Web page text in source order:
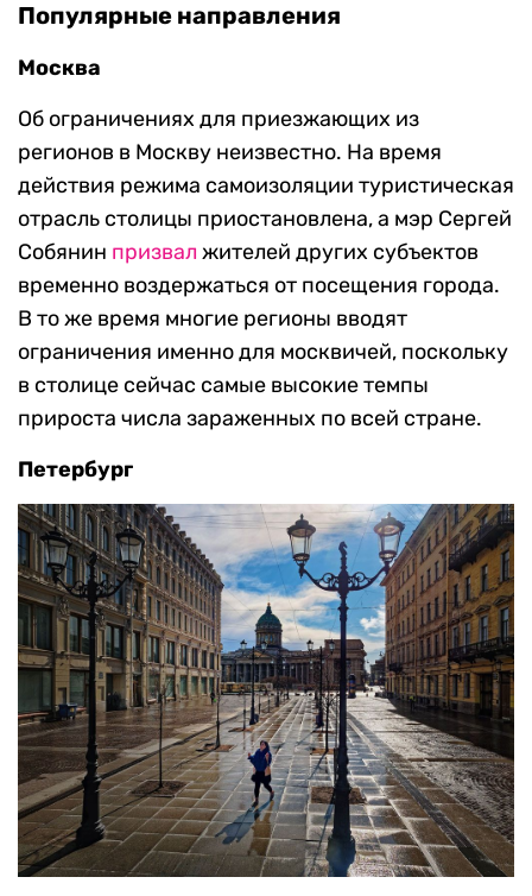
Популярные направления
Москва
Об ограничениях для приезжающих из
регионов в Москву неизвестно. На время
действия режима самоизоляции туристическая
отрасль столицы приостановлена, а мэр Сергей
Собянин призвал жителей других субъектов
временно воздержаться от посещения города.
В то же время многие регионы вводят
ограничения именно для москвичей, поскольку
в столице сейчас самые высокие темпы
прироста числа зараженных по всей стране.
Петербург